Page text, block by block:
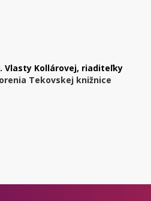
Vlasty Kollárovej, riaditeľky
Tekovskej knižnice